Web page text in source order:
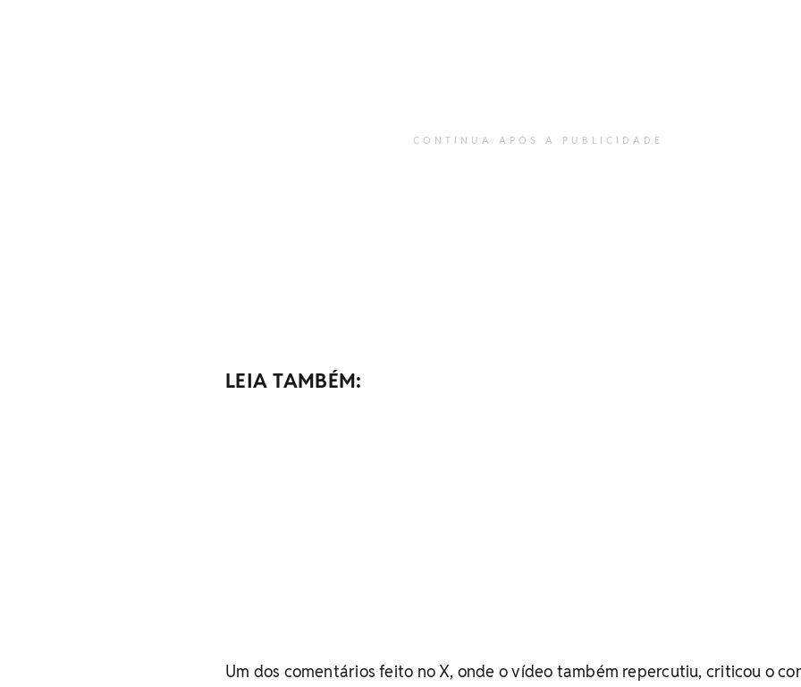
CONTINUA APÓS A PUBLICIDADE
LEIA TAMBÉM:
Um dos comentários feito no X, onde o vídeo também repercutiu, criticou o